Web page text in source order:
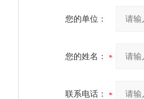
您的单位：
您的姓名：
联系电话：